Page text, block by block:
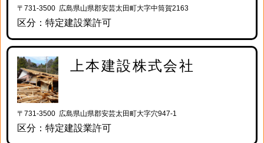
〒731-3500 広島県山県郡安芸太田町大字中筒賀2163
区分：特定建設業許可
上本建設株式会社
〒731-3500 広島県山県郡安芸太田町大字穴947-1
区分：特定建設業許可